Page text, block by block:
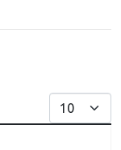
Toon #